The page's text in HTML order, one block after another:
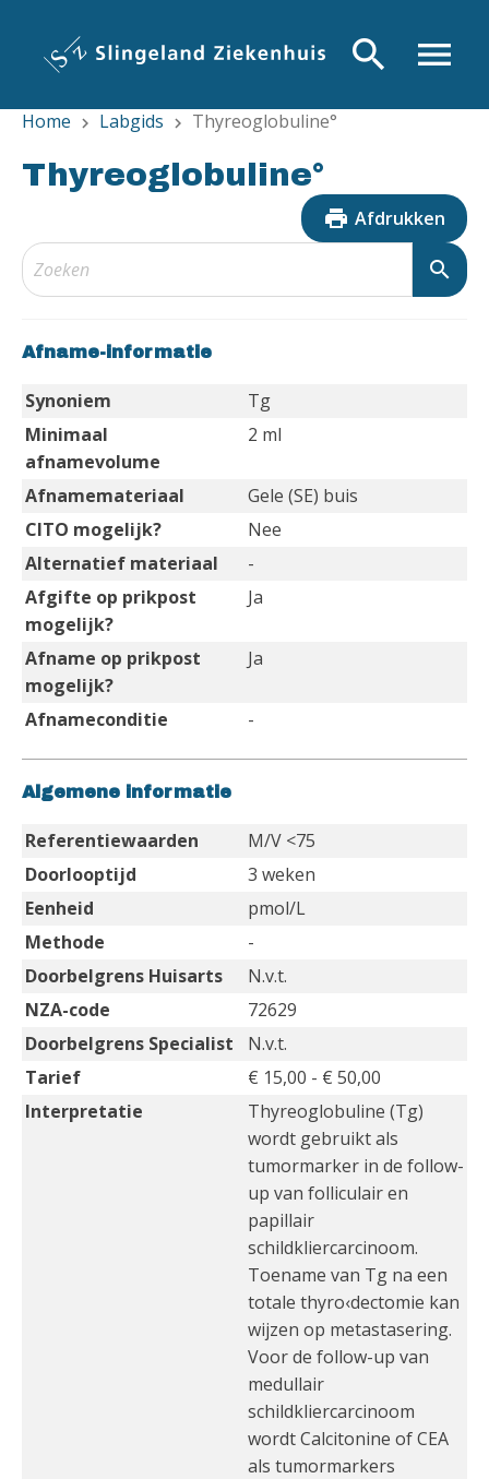
inhoud
menu
search
Home chevron_right Labgids chevron_right Thyreoglobuline°
Thyreoglobuline°
print Afdrukken
search
Afname-informatie
Synoniem
Tg
Minimaal
afnamevolume
2 ml
Afnamemateriaal
Gele (SE) buis
CITO mogelijk?
Nee
Alternatief materiaal
-
Afgifte op prikpost
mogelijk?
Ja
Afname op prikpost
mogelijk?
Ja
Afnameconditie -
Algemene informatie
Referentiewaarden
M/V <75
Doorlooptijd
3 weken
Eenheid
pmol/L
Methode
-
Doorbelgrens Huisarts
N.v.t.
NZA-code
72629
Doorbelgrens Specialist
N.v.t.
Tarief
€ 15,00 - € 50,00
Interpretatie
Thyreoglobuline (Tg)
wordt gebruikt als
tumormarker in de follow-
up van folliculair en
papillair
schildkliercarcinoom.
Toename van Tg na een
totale thyro‹dectomie kan
wijzen op metastasering.
Voor de follow-up van
medullair
schildkliercarcinoom
wordt Calcitonine of CEA
als tumormarkers